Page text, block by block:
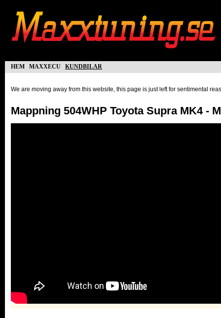
hem maxxecu kundbilar
We are moving away from this website, this page is just left for sentimental
Mappning 504WHP Toyota Supra MK4 -